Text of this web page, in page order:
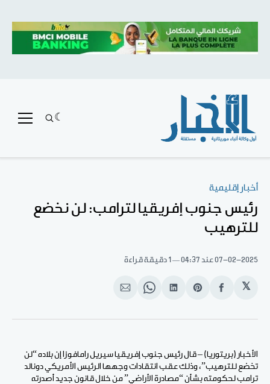
أخبار إقليمية
رئيس جنوب إفريقيا لترامب: لن نخضع
للترهيب
07-02-2025عند 04:37 1 دقيقة قراءة
𝕏
انشر
الفيسبوك
Share
Pinterest
انشر
لينكد
Share
WhatsApp
انشر
الإيميل
الأخبار (بريتوريا) – قال رئيس جنوب إفريقيا سيريل رامافوزا إن بلاده “لن
تخضع للترهيب”، وذلك عقب انتقادات وجهها الرئيس الأمريكي دونالد
ترامب لحكومته بشأن “مصادرة الأراضي” من خلال قانون جديد أصدرته